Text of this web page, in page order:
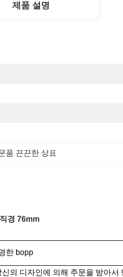
제품 설명
품 끈끈한 상표
경 76mm
한 bopp
의 디자인에 의해 주문을 받아서